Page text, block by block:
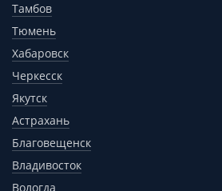
Тамбов
Тюмень
Хабаровск
Черкесск
Якутск
Астрахань
Благовещенск
Владивосток
Вологда